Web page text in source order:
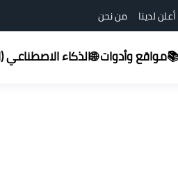
أعلن لدينا من نحن
مواقع وأدوات 🌐الذكاء الاصطناعي (AI) 🤖